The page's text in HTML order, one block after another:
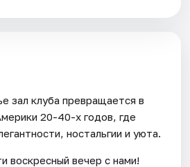
зал клуба превращается в
20-40-х годов, где
ностальгии и уюта.
воскресный вечер с нами!